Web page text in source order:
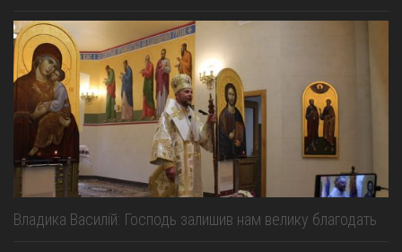
Владика Василій: Господь залишив нам велику благодать